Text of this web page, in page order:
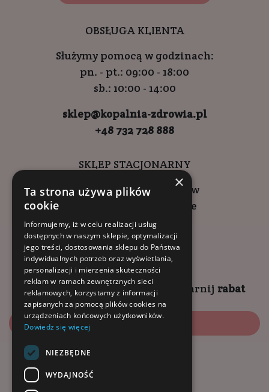
OBSŁUGA KLIENTA
Służymy pomocą w godzinach:
pn. - pt.: 09:00 - 18:00
sb.: 10:00 - 14:00
sklep@kopalnia-zdrowia.pl
+48 732 728 888
SKLEP STACJONARNY
ul. Wadowicka 6, Kraków
Kompleks Buma Square
godziny otwarcia:
9:00 - 18:00 (pon-pt)
10:00 - 14:00 (sob)
Zapisz się naNEWSLETTER zgarnij rabat
Zapisz się
×
Ta strona używa plików
cookie
Informujemy, iż w celu realizacji usług
dostępnych w naszym sklepie, optymalizacji
jego treści, dostosowania sklepu do Państwa
indywidualnych potrzeb oraz wyświetlania,
personalizacji i mierzenia skuteczności
reklam w ramach zewnętrznych sieci
reklamowych, korzystamy z informacji
zapisanych za pomocą plików cookies na
urządzeniach końcowych użytkowników.
Dowiedz się więcej
NIEZBĘDNE
WYDAJNOŚĆ